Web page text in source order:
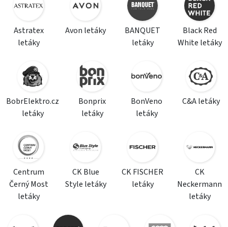
Astratex
letáky
Avon letáky
BANQUET
letáky
Black Red
White letáky
BobrElektro.cz
letáky
Bonprix
letáky
BonVeno
letáky
C&A letáky
Centrum
Černý Most
letáky
CK Blue
Style letáky
CK FISCHER
letáky
CK
Neckermann
letáky